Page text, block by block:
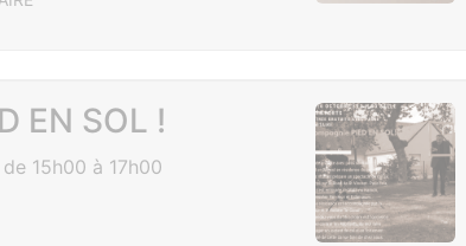
EN SOL !
15h00 à 17h00